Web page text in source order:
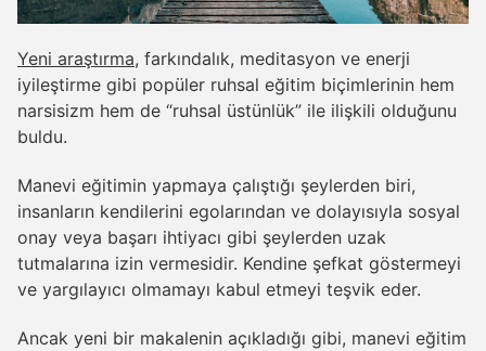
Yeni araştırma, farkındalık, meditasyon ve enerji
iyileştirme gibi popüler ruhsal eğitim biçimlerinin hem
narsisizm hem de “ruhsal üstünlük” ile ilişkili olduğunu
buldu.
Manevi eğitimin yapmaya çalıştığı şeylerden biri,
insanların kendilerini egolarından ve dolayısıyla sosyal
onay veya başarı ihtiyacı gibi şeylerden uzak
tutmalarına izin vermesidir. Kendine şefkat göstermeyi
ve yargılayıcı olmamayı kabul etmeyi teşvik eder.
Ancak yeni bir makalenin açıkladığı gibi, manevi eğitim